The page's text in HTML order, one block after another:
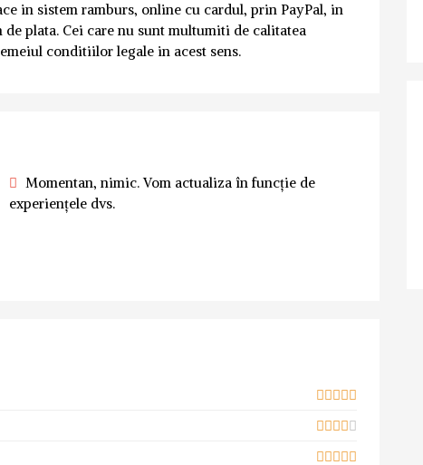
in sistem ramburs, online cu cardul, prin PayPal, in
plata. Cei care nu sunt multumiti de calitatea
conditiilor legale in acest sens.
Momentan, nimic. Vom actualiza în funcție de
experiențele dvs.